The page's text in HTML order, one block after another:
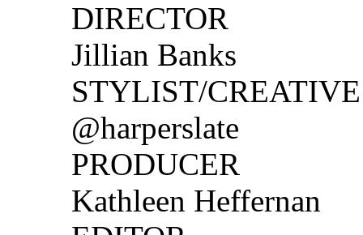
DIRECTOR
Jillian Banks
STYLIST/
@harperslate
PRODUCER
Kathleen Heffernan